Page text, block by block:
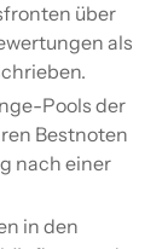
über
als
Pools der
Bestnoten
nach einer
in den